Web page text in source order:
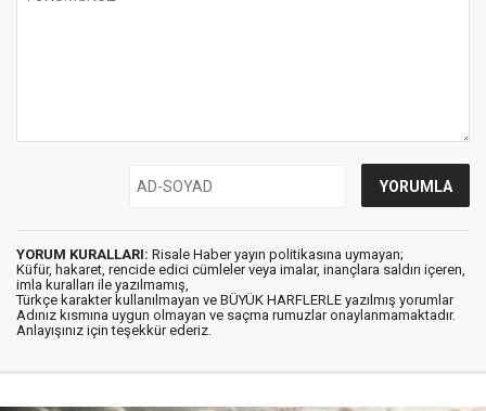
YORUM KURALLARI: Risale Haber yayın politikasına uymayan;
Küfür, hakaret, rencide edici cümleler veya imalar, inançlara saldırı içeren,
imla kuralları ile yazılmamış,
Türkçe karakter kullanılmayan ve BÜYÜK HARFLERLE yazılmış yorumlar
Adınız kısmına uygun olmayan ve saçma rumuzlar onaylanmamaktadır.
Anlayışınız için teşekkür ederiz.